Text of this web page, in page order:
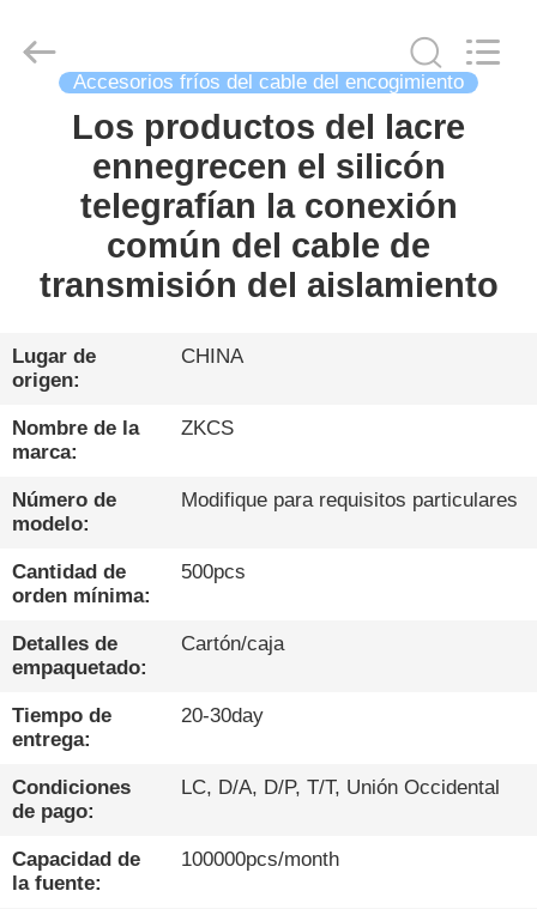
HOGAR
PRODUCTOS
LOS
SOBRE
NOSOTROS
VISITA
LA
CONTROL
DE
CALIDAD
CONTÁCTENOS
CO.,
Accesorios fríos del cable del encogimiento
Los productos del lacre
ennegrecen el silicón
telegrafían la conexión
común del cable de
transmisión del aislamiento
Lugar de
origen:
CHINA
Nombre de la
marca:
ZKCS
Número de
modelo:
Modifique para requisitos particulares
Cantidad de
orden mínima:
500pcs
Detalles de
empaquetado:
Cartón/caja
Tiempo de
entrega:
20-30day
Condiciones
de pago:
LC, D/A, D/P, T/T, Unión Occidental
Capacidad de
la fuente:
100000pcs/month